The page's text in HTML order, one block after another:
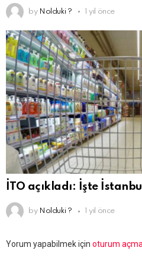
by Nolduki ? 1 yıl önce
İTO açıkladı: İşte
by Nolduki ? 1 yıl önce
Bir
Yorum yapabilmek için oturum